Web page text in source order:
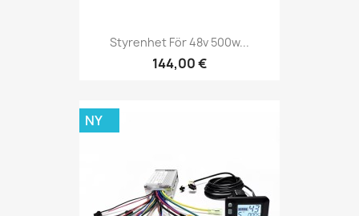
Styrenhet För 48v 500w...
144,00 €
NY